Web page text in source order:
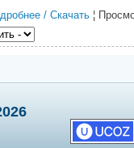
/ Скачать ¦